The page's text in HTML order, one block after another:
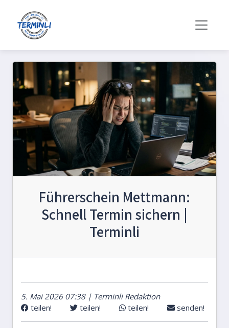
Führerschein Mettmann:
Schnell Termin sichern |
Terminli
5. Mai 2026 07:38 | Terminli Redaktion
teilen!
teilen! teilen! senden!